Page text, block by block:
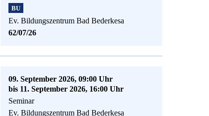
BU
Ev. Bildungszentrum Bad Bederkesa
62/07/26
09. September 2026, 09:00 Uhr
bis 11. September 2026, 16:00 Uhr
Seminar
Ev. Bildungszentrum Bad Bederkesa